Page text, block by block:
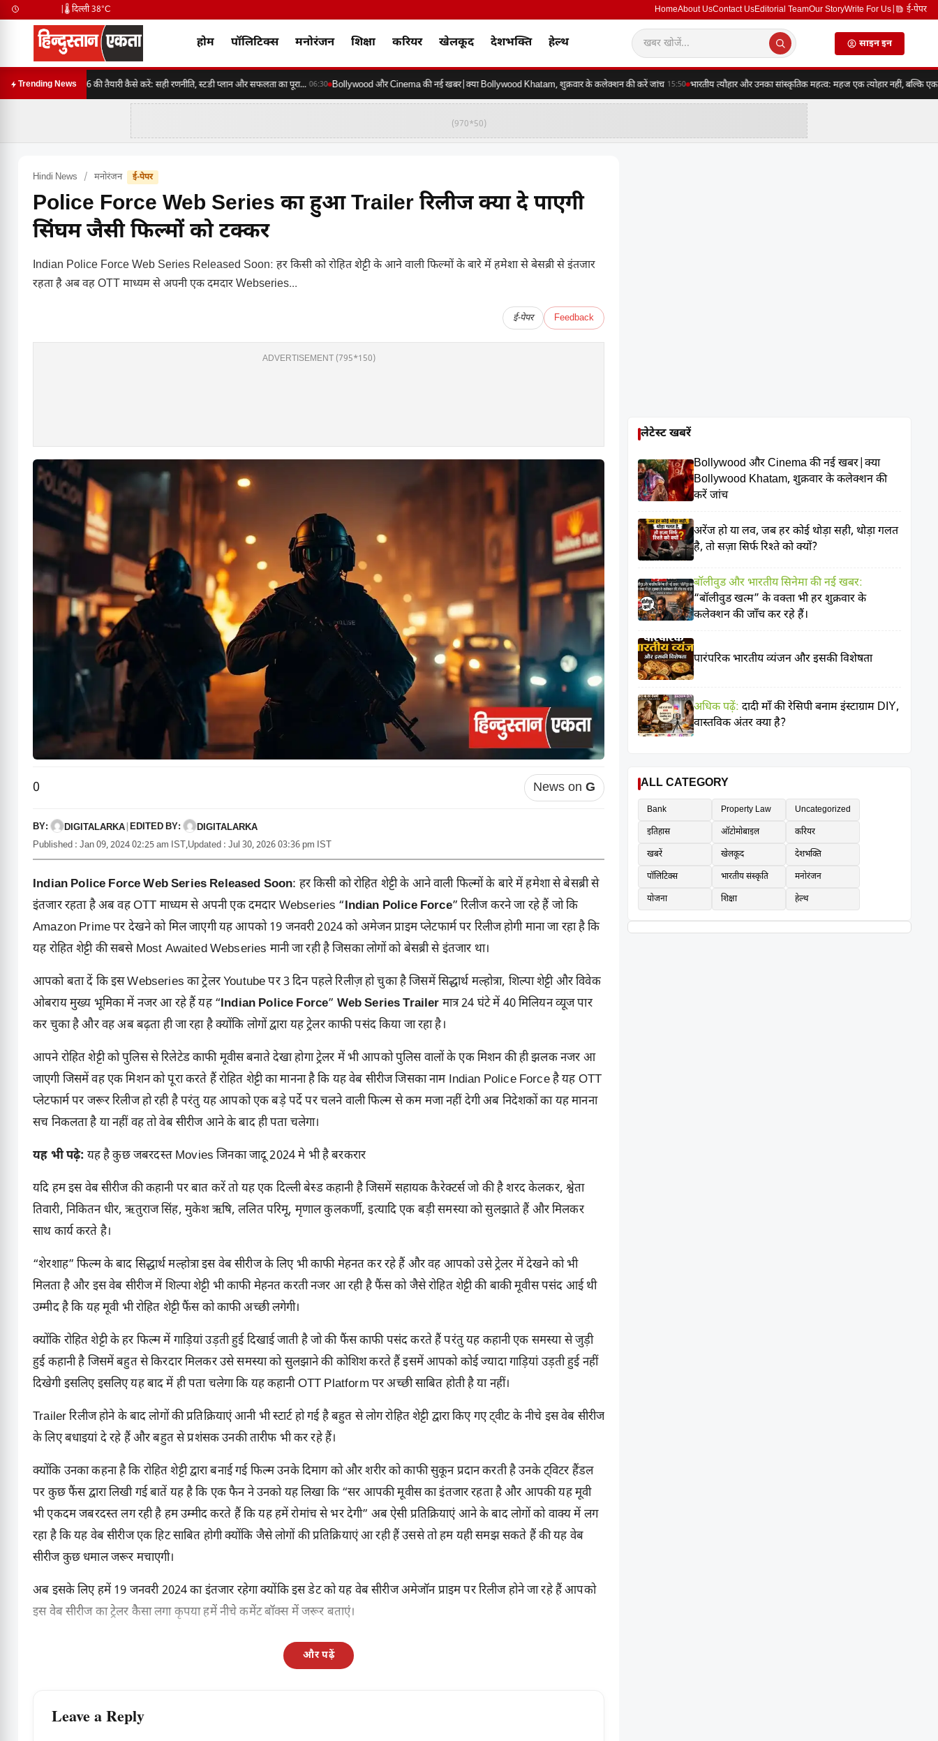
🌡️ दिल्ली 38°C HomeAbout UsContact UsEditorial TeamOur StoryWrite For Us ई-पेपर
होम पॉलिटिक्स मनोरंजन शिक्षा करियर खेलकूद देशभक्ति हेल्थ साइन इन
Trending News
SSC CGL 2026 की तैयारी कैसे करें: सही रणनीति, स्टडी प्लान और सफलता का पूरा... 06:30 Bollywood और Cinema की नई खबर|क्या Bollywood Khatam, शुक्रवार के कलेक्शन की करें जांच 15:50 भारतीय त्यौहार और उनका सांस्कृतिक महत्व: महज एक त्योहार नहीं, बल्कि एक
(970*50)
Hindi News / मनोरंजन ई-पेपर
Police Force Web Series का हुआ Trailer रिलीज क्या दे पाएगी
सिंघम जैसी फिल्मों को टक्कर
Indian Police Force Web Series Released Soon: हर किसी को रोहित शेट्टी के आने वाली फिल्मों के बारे में हमेशा से बेसब्री से इंतजार
रहता है अब वह OTT माध्यम से अपनी एक दमदार Webseries...
ई-पेपर Feedback
ADVERTISEMENT (795*150)
0 News onG
BY: DIGITALARKA EDITED BY:
DIGITALARKA
Published : Jan 09, 2024 02:25 am IST,Updated : Jul 30, 2026 03:36 pm IST
Indian Police Force Web Series Released Soon: हर किसी को रोहित शेट्टी के आने वाली फिल्मों के बारे में हमेशा से बेसब्री से
इंतजार रहता है अब वह OTT माध्यम से अपनी एक दमदार Webseries “Indian Police Force” रिलीज करने जा रहे हैं जो कि
Amazon Prime पर देखने को मिल जाएगी यह आपको 19 जनवरी 2024 को अमेजन प्राइम प्लेटफार्म पर रिलीज होगी माना जा रहा है कि
यह रोहित शेट्टी की सबसे Most Awaited Webseries मानी जा रही है जिसका लोगों को बेसब्री से इंतजार था।
आपको बता दें कि इस Webseries का ट्रेलर Youtube पर 3 दिन पहले रिलीज़ हो चुका है जिसमें सिद्धार्थ मल्होत्रा, शिल्पा शेट्टीऔर विवेक
ओबराय मुख्य भूमिका में नजर आ रहे हैं यह “Indian Police Force” Web Series Trailer मात्र 24 घंटे में 40 मिलियन व्यूज पार
कर चुका है और वह अब बढ़ता ही जा रहा है क्योंकि लोगों द्वारा यह ट्रेलर काफी पसंद किया जा रहा है।
आपनेरोहित शेट्टीको पुलिस से रिलेटेड काफी मूवीस बनाते देखा होगा ट्रेलर में भी आपको पुलिस वालों के एक मिशन की ही झलक नजर आ
जाएगी जिसमें वह एक मिशन को पूरा करते हैं रोहित शेट्टी का मानना है कि यह वेब सीरीज जिसका नाम Indian Police Force है यह OTT
प्लेटफार्म पर जरूर रिलीज हो रही है परंतु यह आपको एक बड़े पर्दे पर चलने वाली फिल्म से कम मजा नहीं देगी अब निदेशकों का यह मानना
सच निकलता है या नहीं वह तो वेब सीरीज आने के बाद ही पता चलेगा।
यह भी पढ़े: यह है कुछ जबरदस्त Movies जिनका जादू 2024 मे भी है बरकरार
यदि हम इस वेब सीरीज की कहानी पर बात करें तो यह एक दिल्ली बेस्ड कहानी है जिसमें सहायक कैरेक्टर्स जो की है शरद केलकर, श्वेता
तिवारी, निकितन धीर, ऋतुराज सिंह, मुकेश ऋषि, ललित परिमू, मृणाल कुलकर्णी, इत्यादि एक बड़ी समस्या को सुलझाते हैं और मिलकर
साथ कार्य करते है।
“शेरशाह” फिल्म के बाद सिद्धार्थ मल्होत्रा इस वेब सीरीज के लिए भी काफी मेहनत कर रहे हैं और वह आपको उसे ट्रेलर में देखने को भी
मिलता है और इस वेब सीरीज में शिल्पा शेट्टी भी काफी मेहनत करती नजर आ रही है फैंस को जैसे रोहित शेट्टी की बाकी मूवीस पसंद आई थी
उम्मीद है कि यह मूवी भी रोहित शेट्टी फैंस को काफी अच्छी लगेगी।
क्योंकि रोहित शेट्टी के हर फिल्म में गाड़ियां उड़ती हुई दिखाई जाती है जो की फैंस काफी पसंद करते हैं परंतु यह कहानी एक समस्या से जुड़ी
हुई कहानी है जिसमें बहुत से किरदार मिलकर उसे समस्या को सुलझाने की कोशिश करते हैं इसमें आपको कोई ज्यादा गाड़ियां उड़ती हुई नहीं
दिखेगी इसलिए इसलिए यह बाद में ही पता चलेगा कि यह कहानी OTT Platform पर अच्छी साबित होती है या नहीं।
Trailer रिलीज होने के बाद लोगों की प्रतिक्रियाएं आनी भी स्टार्ट हो गई है बहुत से लोग रोहित शेट्टी द्वारा किए गए ट्वीट के नीचे इस वेब सीरीज
के लिए बधाइयां दे रहे हैं और बहुत से प्रशंसक उनकी तारीफ भी कर रहे हैं।
क्योंकि उनका कहना है कि रोहित शेट्टी द्वारा बनाई गई फिल्म उनके दिमाग को और शरीर को काफी सुकून प्रदान करती है उनके ट्विटर हैंडल
पर कुछ फैंस द्वारा लिखी गई बातें यह है कि एक फैन ने उनको यह लिखा कि “सर आपकी मूवीस का इंतजार रहता है और आपकी यह मूवी
भी एकदम जबरदस्त लग रही है हम उम्मीद करते हैं कि यह हमें रोमांच से भर देगी” अब ऐसी प्रतिक्रियाएं आने के बाद लोगों को वाक्य में लग
रहा है कि यह वेब सीरीज एक हिट साबित होगी क्योंकि जैसे लोगों की प्रतिक्रियाएं आ रही हैं उससे तो हम यही समझ सकते हैं की यह वेब
सीरीज कुछ धमाल जरूर मचाएगी।
अब इसके लिए हमें 19 जनवरी 2024 का इंतजार रहेगा क्योंकि इस डेट को यह वेब सीरीज अमेजॉन प्राइम पर रिलीज होने जा रहे हैं आपको
इस वेब सीरीज का ट्रेलर कैसा लगा कृपया हमें नीचे कमेंट बॉक्स में जरूर बताएं।
और पढ़ें
Leave a Reply
लेटेस्ट खबरें
Bollywood और Cinema की नई खबर|क्या
Bollywood Khatam, शुक्रवार के कलेक्शन की
करें जांच
अरेंज हो या लव, जब हर कोई थोड़ा सही, थोड़ा गलत
है, तो सज़ा सिर्फ रिश्ते को क्यों?
बॉलीवुड और भारतीय सिनेमा की नई खबर:
“बॉलीवुड खत्म” के वक्ता भी हर शुक्रवार के
कलेक्शन की जाँच कर रहे हैं।
पारंपरिक भारतीय व्यंजन और इसकी विशेषता
अधिक पढ़ें: दादी माँ की रेसिपी बनाम इंस्टाग्राम DIY,
वास्तविक अंतर क्या है?
ALL CATEGORY
Bank Property Law
Uncategorized
इतिहास
ऑटोमोबाइल
करियर
खबरें
खेलकूद
देशभक्ति
पॉलिटिक्स
भारतीय संस्कृति
मनोरंजन
योजना
शिक्षा हेल्थ